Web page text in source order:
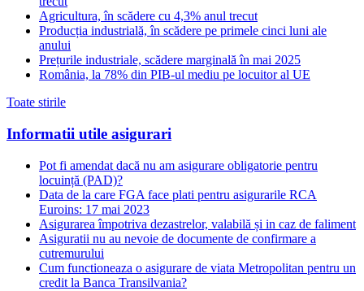
Agricultura, în scădere cu 4,3% anul trecut
Producția industrială, în scădere pe primele cinci luni ale
anului
Prețurile industriale, scădere marginală în mai 2025
România, la 78% din PIB-ul mediu pe locuitor al UE
Toate stirile
Informatii utile asigurari
Pot fi amendat dacă nu am asigurare obligatorie pentru
locuință (PAD)?
Data de la care FGA face plati pentru asigurarile RCA
Euroins: 17 mai 2023
Asigurarea împotriva dezastrelor, valabilă și in caz de faliment
Asiguratii nu au nevoie de documente de confirmare a
cutremurului
Cum functioneaza o asigurare de viata Metropolitan pentru un
credit la Banca Transilvania?